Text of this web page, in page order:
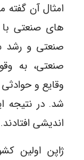
امثال آن گفته
های صنعتی
صنعتی و رشد
صنعتی، به
وقایع و
شد. در نتیجه
اندیشی افتادند.
ژاپن اولین